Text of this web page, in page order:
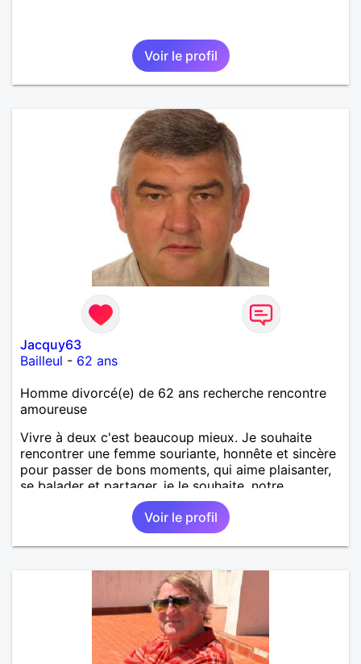
Voir le profil
Jacquy63
Bailleul - 62 ans
Homme divorcé(e) de 62 ans recherche rencontre
amoureuse
Vivre à deux c'est beaucoup mieux. Je souhaite
rencontrer une femme souriante, honnête et sincère
pour passer de bons moments, qui aime plaisanter,
se balader et partager, je le souhaite, notre
complicité. J'aime beaucoup les chantiers de
randonnée pour se défouler, se relaxer, se détendre
et finalement prendre du bon temps. C'est difficile
de tout dire en quelques lignes. En revanche, vous
d'informations. A bientôt
Voir le profil